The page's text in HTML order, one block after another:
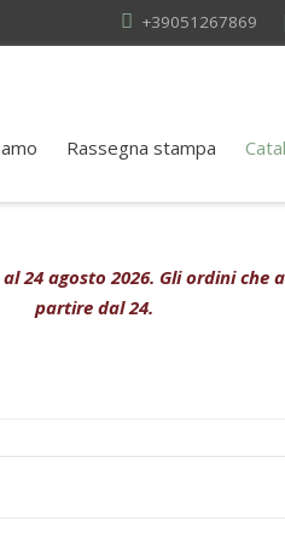
+39051267869
Rassegna stampa
24 agosto 2026. Gli ordini
partire dal 24.